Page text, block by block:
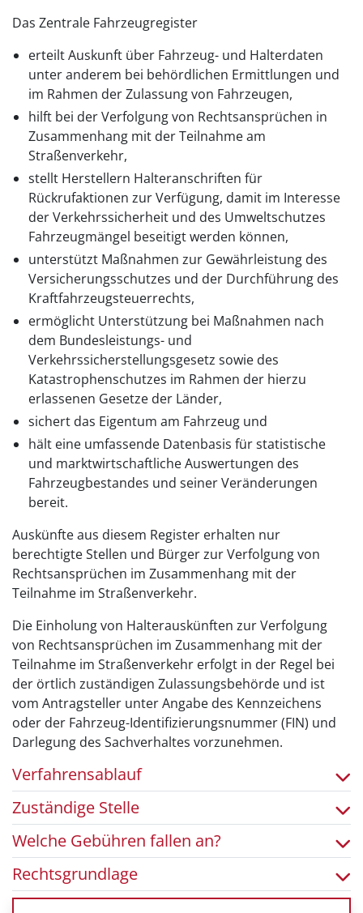
Das Zentrale Fahrzeugregister
erteilt Auskunft über Fahrzeug- und Halterdaten
unter anderem bei behördlichen Ermittlungen und
im Rahmen der Zulassung von Fahrzeugen,
hilft bei der Verfolgung von Rechtsansprüchen in
Zusammenhang mit der Teilnahme am
Straßenverkehr,
stellt Herstellern Halteranschriften für
Rückrufaktionen zur Verfügung, damit im Interesse
der Verkehrssicherheit und des Umweltschutzes
Fahrzeugmängel beseitigt werden können,
unterstützt Maßnahmen zur Gewährleistung des
Versicherungsschutzes und der Durchführung des
Kraftfahrzeugsteuerrechts,
ermöglicht Unterstützung bei Maßnahmen nach
dem Bundesleistungs- und
Verkehrssicherstellungsgesetz sowie des
Katastrophenschutzes im Rahmen der hierzu
erlassenen Gesetze der Länder,
sichert das Eigentum am Fahrzeug und
hält eine umfassende Datenbasis für statistische
und marktwirtschaftliche Auswertungen des
Fahrzeugbestandes und seiner Veränderungen
bereit.
Auskünfte aus diesem Register erhalten nur
berechtigte Stellen und Bürger zur Verfolgung von
Rechtsansprüchen im Zusammenhang mit der
Teilnahme im Straßenverkehr.
Die Einholung von Halterauskünften zur Verfolgung
von Rechtsansprüchen im Zusammenhang mit der
Teilnahme im Straßenverkehr erfolgt in der Regel bei
der örtlich zuständigen Zulassungsbehörde und ist
vom Antragsteller unter Angabe des Kennzeichens
oder der Fahrzeug-Identifizierungsnummer (FIN) und
Darlegung des Sachverhaltes vorzunehmen.
Verfahrensablauf
Zuständige Stelle
Welche Gebühren fallen an?
Rechtsgrundlage